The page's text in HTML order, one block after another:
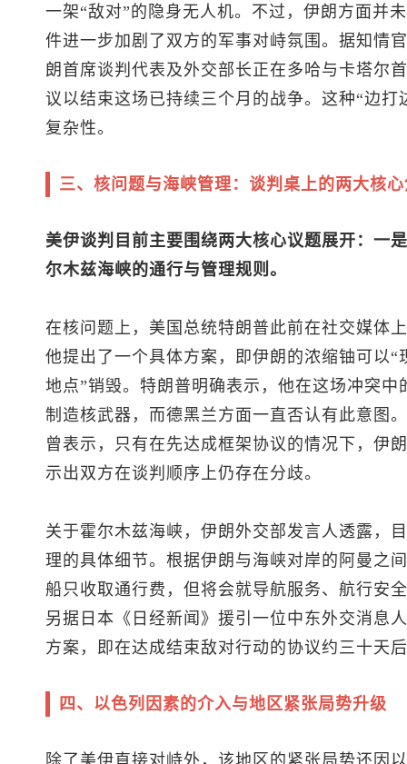
一架“敌对”的隐身无人机。不过，伊朗方面并
件进一步加剧了双方的军事对峙氛围。据知情
朗首席谈判代表及外交部长正在多哈与卡塔尔
议以结束这场已持续三个月的战争。这种“边
复杂性。
三、核问题与海峡管理：谈判桌上的两大核
美伊谈判目前主要围绕两大核心议题展开：一
尔木兹海峡的通行与管理规则。
在核问题上，美国总统特朗普此前在社交媒体
他提出了一个具体方案，即伊朗的浓缩铀可以
地点”销毁。特朗普明确表示，他在这场冲突
制造核武器，而德黑兰方面一直否认有此意图
曾表示，只有在先达成框架协议的情况下，伊
示出双方在谈判顺序上仍存在分歧。
关于霍尔木兹海峡，伊朗外交部发言人透露，
理的具体细节。根据伊朗与海峡对岸的阿曼之
船只收取通行费，但将会就导航服务、航行安
另据日本《日经新闻》援引一位中东外交消息
方案，即在达成结束敌对行动的协议约三十天
四、以色列因素的介入与地区紧张局势升级
除了美伊直接对峙外，该地区的紧张局势还因